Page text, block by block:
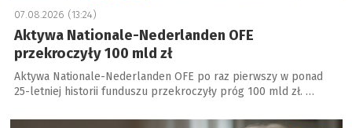
07.08.2026 (13:24)
Aktywa Nationale-Nederlanden OFE
przekroczyły 100 mld zł
Aktywa Nationale-Nederlanden OFE po raz pierwszy w ponad
25-letniej historii funduszu przekroczyły próg 100 mld zł. …
a